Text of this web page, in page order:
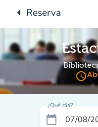
arrow_leftVuelta:
Reserva
access_time
¿Qué día?
calendar_today